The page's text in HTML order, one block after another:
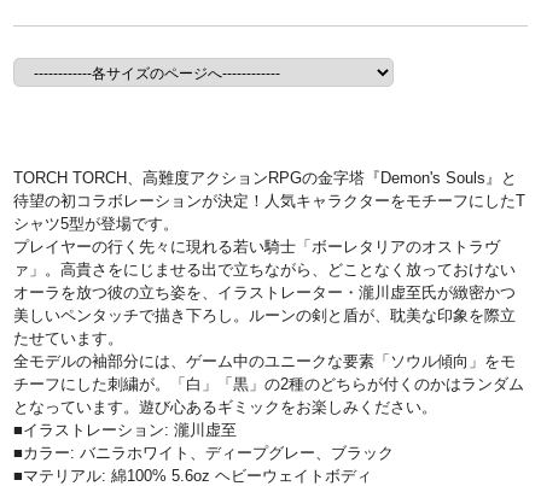
TORCH TORCH、高難度アクションRPGの金字塔『Demon's Souls』と
待望の初コラボレーションが決定！人気キャラクターをモチーフにしたT
シャツ5型が登場です。
プレイヤーの行く先々に現れる若い騎士「ボーレタリアのオストラヴ
ァ」。高貴さをにじませる出で立ちながら、どことなく放っておけない
オーラを放つ彼の立ち姿を、イラストレーター・瀧川虚至氏が緻密かつ
美しいペンタッチで描き下ろし。ルーンの剣と盾が、耽美な印象を際立
たせています。
全モデルの袖部分には、ゲーム中のユニークな要素「ソウル傾向」をモ
チーフにした刺繍が。「白」「黒」の2種のどちらが付くのかはランダム
となっています。遊び心あるギミックをお楽しみください。
■イラストレーション: 瀧川虚至
■カラー: バニラホワイト、ディープグレー、ブラック
■マテリアル: 綿100% 5.6oz ヘビーウェイトボディ